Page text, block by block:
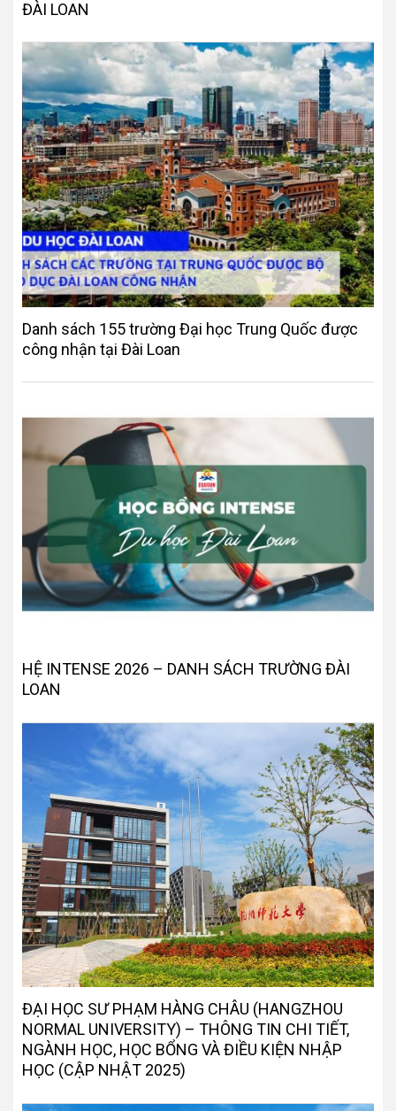
ĐÀI LOAN
Danh sách 155 trường Đại học Trung Quốc được
công nhận tại Đài Loan
HỆ INTENSE 2026 – DANH SÁCH TRƯỜNG ĐÀI
LOAN
ĐẠI HỌC SƯ PHẠM HÀNG CHÂU (HANGZHOU
NORMAL UNIVERSITY) – THÔNG TIN CHI TIẾT,
NGÀNH HỌC, HỌC BỔNG VÀ ĐIỀU KIỆN NHẬP
HỌC (CẬP NHẬT 2025)